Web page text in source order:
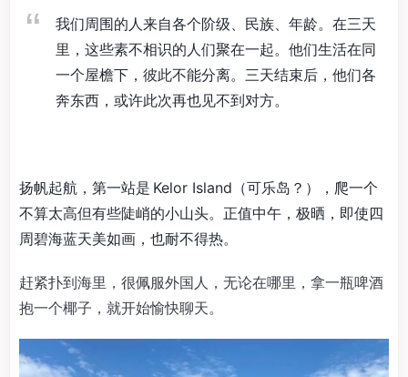
我们周围的人来自各个阶级、民族、年龄。在三天
里，这些素不相识的人们聚在一起。他们生活在同
一个屋檐下，彼此不能分离。三天结束后，他们各
奔东西，或许此次再也见不到对方。
扬帆起航，第一站是 Kelor Island（可乐岛？），爬一个
不算太高但有些陡峭的小山头。正值中午，极晒，即使四
周碧海蓝天美如画，也耐不得热。
赶紧扑到海里，很佩服外国人，无论在哪里，拿一瓶啤酒
抱一个椰子，就开始愉快聊天。